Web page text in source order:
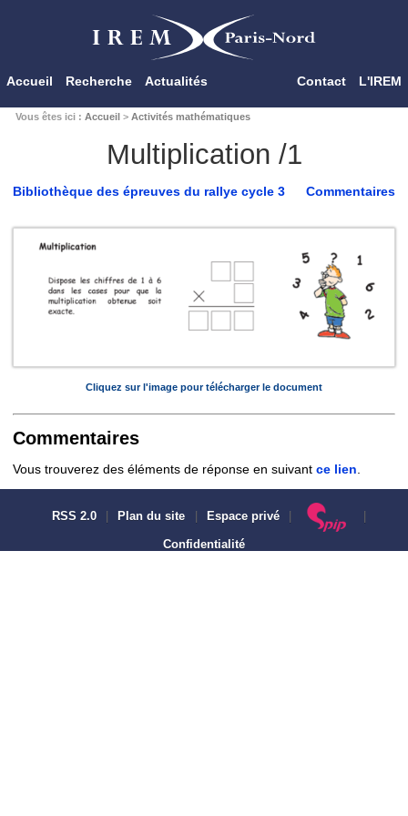
Accueil Recherche Actualités Contact L'IREM
Vous êtes ici : Accueil> Activités mathématiques
Multiplication /1
Commentaires
Bibliothèque des épreuves du rallye cycle 3
Cliquez sur l'image pour télécharger le document
Commentaires
Vous trouverez des éléments de réponse en suivant ce lien
RSS 2.0 Plan du site Espace privé
Confidentialité